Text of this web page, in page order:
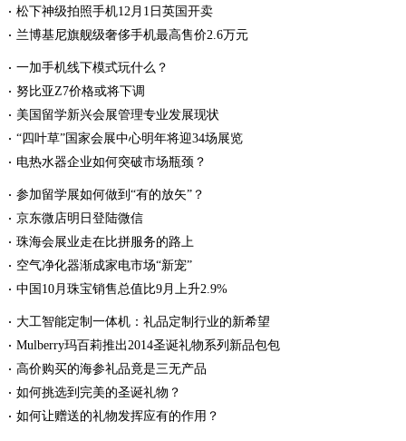
松下神级拍照手机12月1日英国开卖
兰博基尼旗舰级奢侈手机最高售价2.6万元
一加手机线下模式玩什么？
努比亚Z7价格或将下调
美国留学新兴会展管理专业发展现状
“四叶草”国家会展中心明年将迎34场展览
电热水器企业如何突破市场瓶颈？
参加留学展如何做到“有的放矢”？
京东微店明日登陆微信
珠海会展业走在比拼服务的路上
空气净化器渐成家电市场“新宠”
中国10月珠宝销售总值比9月上升2.9%
大工智能定制一体机：礼品定制行业的新希望
Mulberry玛百莉推出2014圣诞礼物系列新品包包
高价购买的海参礼品竟是三无产品
如何挑选到完美的圣诞礼物？
如何让赠送的礼物发挥应有的作用？